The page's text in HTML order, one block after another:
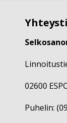
02600
Puhelin: